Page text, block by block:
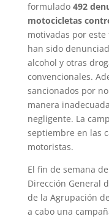
formulado 492
motocicletas
motivadas por
han sido
alcohol y otras
convencionales.
sancionados por
manera
negligente. La
septiembre en las
motoristas.
El fin de semana
Dirección General
de la Agrupación
a cabo una